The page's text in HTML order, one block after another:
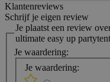
Klantenreviews
Schrijf je eigen review
Je plaatst een review
ultimate easy up
Je waardering:
Je waardering: